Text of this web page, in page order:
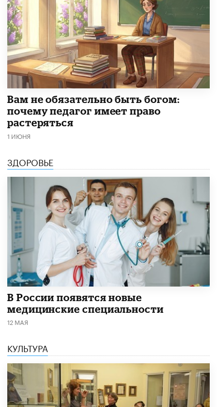
​Вам не обязательно быть богом:
почему педагог имеет право
растеряться
1 ИЮНЯ
ЗДОРОВЬЕ
В России появятся новые
медицинские специальности
12 МАЯ
КУЛЬТУРА